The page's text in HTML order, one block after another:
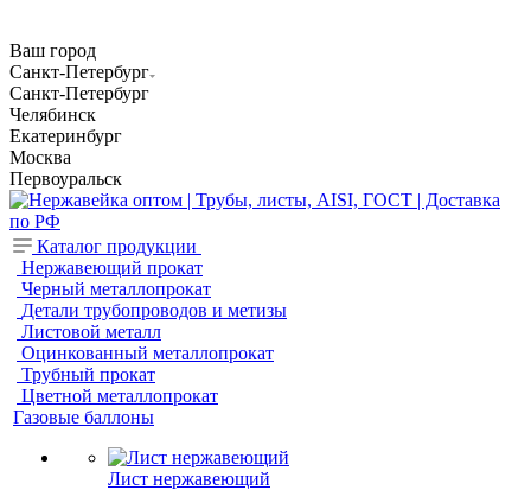
Ваш город
Санкт-Петербург
Санкт-Петербург
Челябинск
Екатеринбург
Москва
Первоуральск
Каталог продукции
Нержавеющий прокат
Черный металлопрокат
Детали трубопроводов и метизы
Листовой металл
Оцинкованный металлопрокат
Трубный прокат
Цветной металлопрокат
Газовые баллоны
Лист нержавеющий